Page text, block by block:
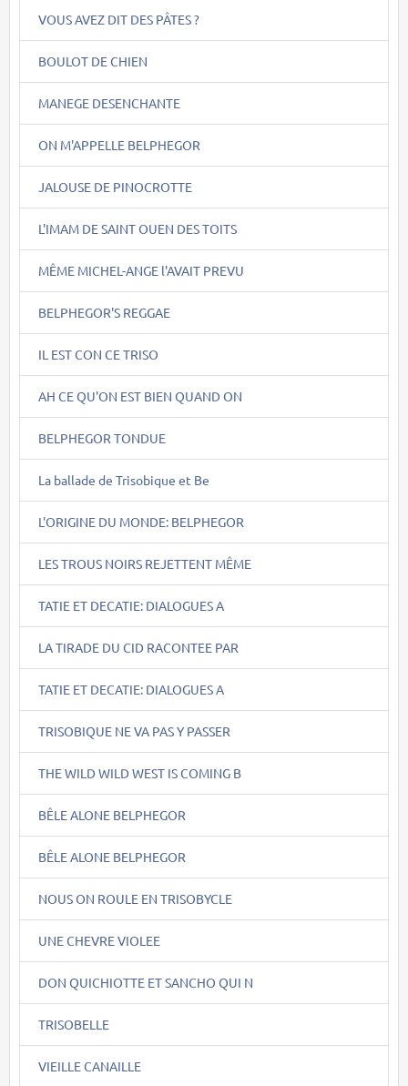
VOUS AVEZ DIT DES PÂTES ?
BOULOT DE CHIEN
MANEGE DESENCHANTE
ON M'APPELLE BELPHEGOR
JALOUSE DE PINOCROTTE
L'IMAM DE SAINT OUEN DES TOITS
MÊME MICHEL-ANGE l'AVAIT PREVU
BELPHEGOR'S REGGAE
IL EST CON CE TRISO
AH CE QU'ON EST BIEN QUAND ON
BELPHEGOR TONDUE
La ballade de Trisobique et Be
L'ORIGINE DU MONDE: BELPHEGOR
LES TROUS NOIRS REJETTENT MÊME
TATIE ET DECATIE: DIALOGUES A
LA TIRADE DU CID RACONTEE PAR
TATIE ET DECATIE: DIALOGUES A
TRISOBIQUE NE VA PAS Y PASSER
THE WILD WILD WEST IS COMING B
BÊLE ALONE BELPHEGOR
BÊLE ALONE BELPHEGOR
NOUS ON ROULE EN TRISOBYCLE
UNE CHEVRE VIOLEE
DON QUICHIOTTE ET SANCHO QUI N
TRISOBELLE
VIEILLE CANAILLE